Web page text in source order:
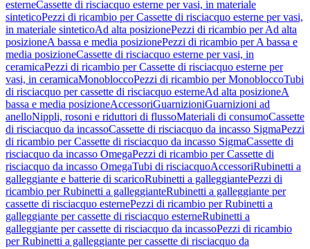
esterneCassette di risciacquo esterne per vasi, in materiale
sinteticoPezzi di ricambio per Cassette di risciacquo esterne per vasi,
in materiale sinteticoAd alta posizionePezzi di ricambio per Ad alta
posizioneA bassa e media posizionePezzi di ricambio per A bassa e
media posizioneCassette di risciacquo esterne per vasi, in
ceramicaPezzi di ricambio per Cassette di risciacquo esterne per
vasi, in ceramicaMonobloccoPezzi di ricambio per MonobloccoTubi
di risciacquo per cassette di risciacquo esterneAd alta posizioneA
bassa e media posizioneAccessoriGuarnizioniGuarnizioni ad
anelloNippli, rosoni e riduttori di flussoMateriali di consumoCassette
di risciacquo da incassoCassette di risciacquo da incasso SigmaPezzi
di ricambio per Cassette di risciacquo da incasso SigmaCassette di
risciacquo da incasso OmegaPezzi di ricambio per Cassette di
risciacquo da incasso OmegaTubi di risciacquoAccessoriRubinetti a
galleggiante e batterie di scaricoRubinetti a galleggiantePezzi di
ricambio per Rubinetti a galleggianteRubinetti a galleggiante per
cassette di risciacquo esternePezzi di ricambio per Rubinetti a
galleggiante per cassette di risciacquo esterneRubinetti a
galleggiante per cassette di risciacquo da incassoPezzi di ricambio
per Rubinetti a galleggiante per cassette di risciacquo da